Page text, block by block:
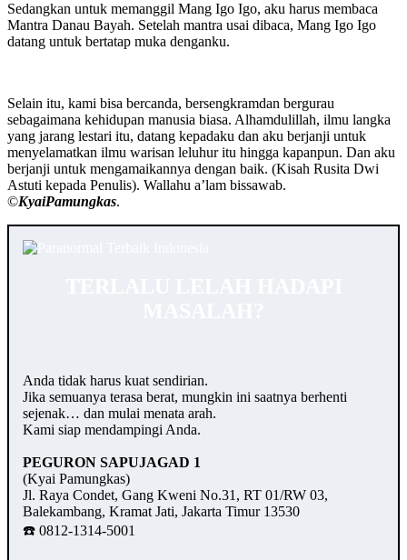
Sedangkan untuk memanggil Mang Igo Igo, aku harus membaca
Mantra Danau Bayah. Setelah mantra usai dibaca, Mang Igo Igo
datang untuk bertatap muka denganku.
Selain itu, kami bisa bercanda, bersengkramdan bergurau
sebagaimana kehidupan manusia biasa. Alhamdulillah, ilmu langka
yang jarang lestari itu, datang kepadaku dan aku berjanji untuk
menyelamatkan ilmu warisan leluhur itu hingga kapanpun. Dan aku
berjanji untuk mengamaikannya dengan baik. (Kisah Rusita Dwi
Astuti kepada Penulis). Wallahu a’lam bissawab.
©️KyaiPamungkas.
Anda tidak harus kuat sendirian.
Jika semuanya terasa berat, mungkin ini saatnya berhenti
sejenak… dan mulai menata arah.
Kami siap mendampingi Anda.
PEGURON SAPUJAGAD 1
(Kyai Pamungkas)
Jl. Raya Condet, Gang Kweni No.31, RT 01/RW 03,
Balekambang, Kramat Jati, Jakarta Timur 13530
☎️ 0812-1314-5001